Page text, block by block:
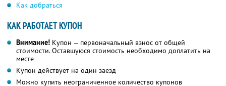
Как добраться
КАК РАБОТАЕТ КУПОН
Внимание! Купон — первоначальный взнос от общей
стоимости. Оставшуюся стоимость необходимо доплатить на
месте
Купон действует на один заезд
Можно купить неограниченное количество купонов